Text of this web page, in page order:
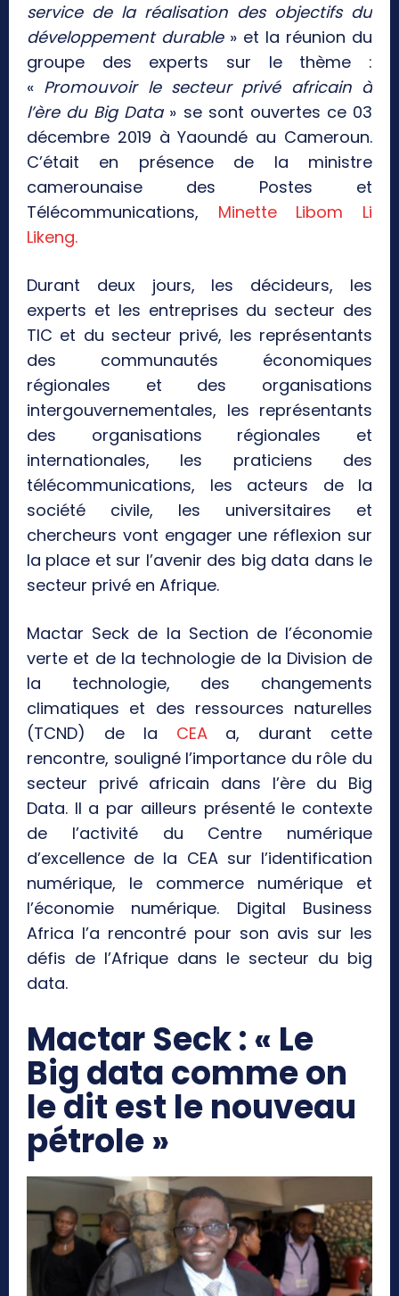
service de la réalisation des objectifs du
développement durable» et la réunion du
groupe des experts sur le thème :
« Promouvoir le secteur privé africain à
l’ère du Big Data» se sont ouvertes ce 03
décembre 2019 à Yaoundé au Cameroun.
C’était en présence de la ministre
camerounaise des Postes et
Télécommunications, Minette Libom Li
Likeng.
Durant deux jours, les décideurs, les
experts et les entreprises du secteur des
TIC et du secteur privé, les représentants
des communautés économiques
régionales et des organisations
intergouvernementales, les représentants
des organisations régionales et
internationales, les praticiens des
télécommunications, les acteurs de la
société civile, les universitaires et
chercheurs vont engager une réflexion sur
la place et sur l’avenir des big data dans le
secteur privé en Afrique.
Mactar Seck de la Section de l’économie
verte et de la technologie de la Division de
la technologie, des changements
climatiques et des ressources naturelles
(TCND) de la CEA a, durant cette
rencontre, souligné l’importance du rôle du
secteur privé africain dans l’ère du Big
Data. Il a par ailleurs présenté le contexte
de l’activité du Centre numérique
d’excellence de la CEA sur l’identification
numérique, le commerce numérique et
l’économie numérique. Digital Business
Africa l’a rencontré pour son avis sur les
défis de l’Afrique dans le secteur du big
data.
Mactar Seck : « Le
Big data comme on
le dit est le nouveau
pétrole »